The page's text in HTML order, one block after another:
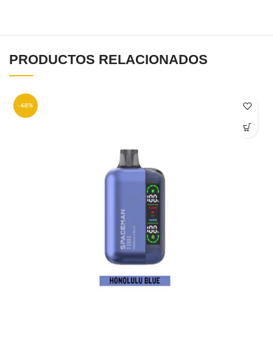
PRODUCTOS RELACIONADOS
-68%